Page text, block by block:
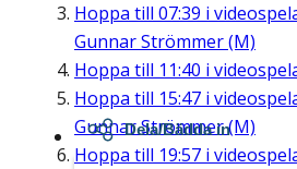
Hoppa till 07:39 i
Gunnar Strömmer (M)
Hoppa till 11:40 i
Hoppa till 15:47 i
Gunnar Strömmer (M)
Hoppa till 19:57 i
Dela/Bädda in